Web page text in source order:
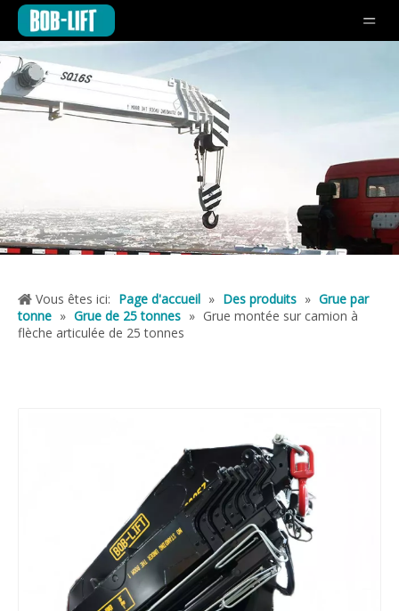
Vous êtes ici: Page d'accueil » Des produits » Grue par
tonne » Grue de 25 tonnes » Grue montée sur camion à
flèche articulée de 25 tonnes